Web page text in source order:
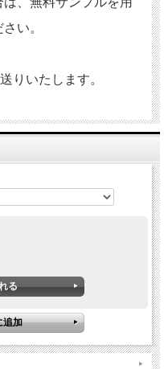
い。
りいたします。